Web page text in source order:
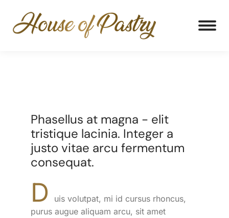
Phasellus at magna - elit
tristique lacinia. Integer a
justo vitae arcu fermentum
consequat.
D
uis volutpat, mi id cursus rhoncus,
purus augue aliquam arcu, sit amet